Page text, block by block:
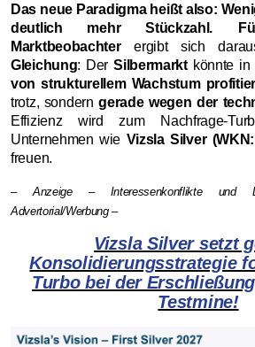
Das neue Paradigma heißt also:
deutlich mehr Stückzahl.
Marktbeobachterergibt sich
Gleichung: DerSilbermarktkönnte in
von strukturellem Wachstum
trotz, sonderngerade wegen der
Effizienz wird zum Nachfrage-
Unternehmen wie Vizsla Silver
freuen.
– Anzeige – Interessenkonflikte und
Advertorial/Werbung –
Vizsla Silver setzt
Konsolidierungsstrategie
Turbo bei der Erschließung
Testmine!